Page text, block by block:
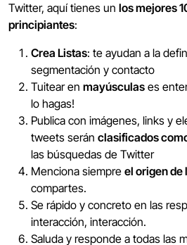
Twitter, aquí tienes un los mejores
principiantes:
Crea Listas: te ayudan a la
segmentación y contacto
Tuitear en mayúsculas es
lo hagas!
Publica con imágenes, links y
tweets serán clasificados
las búsquedas de Twitter
Menciona siempre el origen de
compartes.
Se rápido y concreto en las
interacción, interacción.
Saluda y responde a todas las